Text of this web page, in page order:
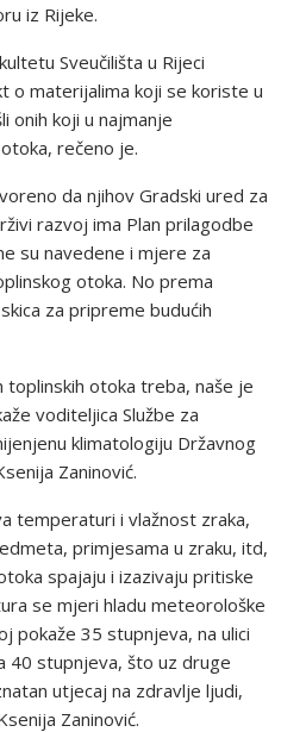
iz Rijeke.
Sveučilišta u Rijeci
o materijalima koji se koriste u
onih koji u najmanje
rečeno je.
da njihov Gradski ured za
razvoj ima Plan prilagodbe
su navedene i mjere za
otoka. No prema
za pripreme budućih
toplinskih otoka treba, naše je
voditeljica Službe za
klimatologiju Državnog
Zaninović.
temperaturi i vlažnost zraka,
primjesama u zraku, itd,
spajaju i izazivaju pritiske
se mjeri hladu meteorološke
pokaže 35 stupnjeva, na ulici
40 stupnjeva, što uz druge
utjecaj na zdravlje ljudi,
Zaninović.